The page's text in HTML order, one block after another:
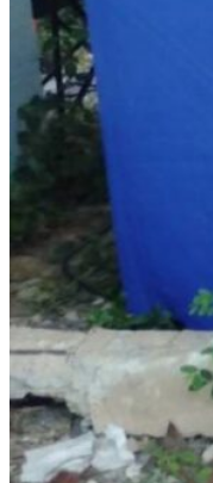
สิ่งอำนวยความสะด
รายงานกา
แผนปฏิบัติก
รายงานงบทด
ภาพกิจกรรม
เผยแพร่ผล
หมายเลขโ
ปฎิทินโรงเรี
ระบบแจ้งเรื่อ